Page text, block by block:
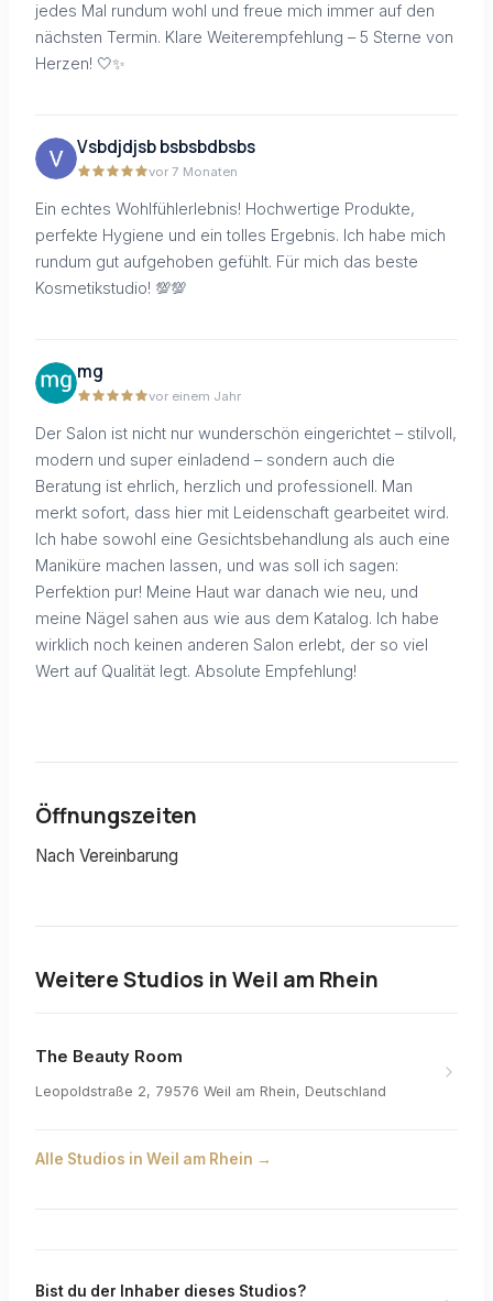
jedes Mal rundum wohl und freue mich immer auf den
nächsten Termin. Klare Weiterempfehlung – 5 Sterne von
Herzen! 🤍✨
Vsbdjdjsb bsbsbdbsbs
vor 7 Monaten
Ein echtes Wohlfühlerlebnis! Hochwertige Produkte,
perfekte Hygiene und ein tolles Ergebnis. Ich habe mich
rundum gut aufgehoben gefühlt. Für mich das beste
Kosmetikstudio! 💯💯
mg
vor einem Jahr
Der Salon ist nicht nur wunderschön eingerichtet – stilvoll,
modern und super einladend – sondern auch die
Beratung ist ehrlich, herzlich und professionell. Man
merkt sofort, dass hier mit Leidenschaft gearbeitet wird.
Ich habe sowohl eine Gesichtsbehandlung als auch eine
Maniküre machen lassen, und was soll ich sagen:
Perfektion pur! Meine Haut war danach wie neu, und
meine Nägel sahen aus wie aus dem Katalog. Ich habe
wirklich noch keinen anderen Salon erlebt, der so viel
Wert auf Qualität legt. Absolute Empfehlung!
Öffnungszeiten
Nach Vereinbarung
Weitere Studios inWeil am Rhein
The Beauty Room
Leopoldstraße 2, 79576 Weil am Rhein, Deutschland
Alle Studios in Weil am Rhein →
Bist du der Inhaber dieses Studios?